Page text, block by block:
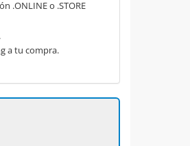
.ONLINE o .STORE
a tu compra.